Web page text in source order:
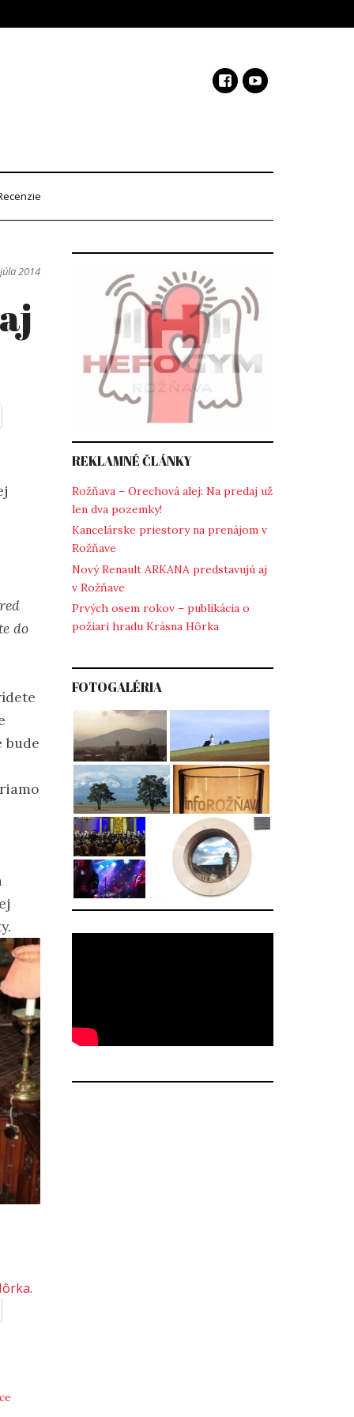
2014
do
bude
.
REKLAMNÉ ČLÁNKY
Rožňava – Orechová alej: Na predaj už
len dva pozemky!
Kancelárske priestory na prenájom v
Rožňave
Nový Renault ARKANA predstavujú aj
v Rožňave
Prvých osem rokov – publikácia o
požiari hradu Krásna Hôrka
FOTOGALÉRIA